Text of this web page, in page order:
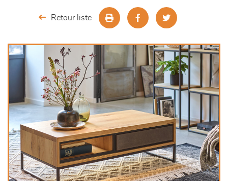
décoration
Retour liste